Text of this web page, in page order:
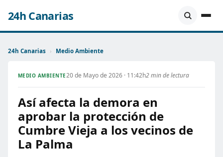
24h Canarias
24h Canarias › Medio Ambiente
MEDIO AMBIENTE20 de Mayo de 2026 · 11:42h2 min de lectura
Así afecta la demora en
aprobar la protección de
Cumbre Vieja a los vecinos de
La Palma